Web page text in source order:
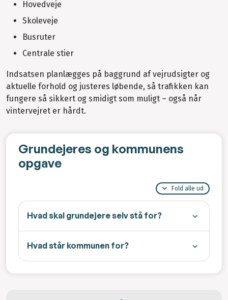
Hovedveje
Skoleveje
Busruter
Centrale stier
Indsatsen planlægges på baggrund af vejrudsigter og
aktuelle forhold og justeres løbende, så trafikken kan
fungere så sikkert og smidigt som muligt – også når
vintervejret er hårdt.
Grundejeres og kommunens
opgave
Fold alle ud
Hvad skal grundejere selv stå for?
Hvad står kommunen for?